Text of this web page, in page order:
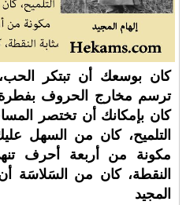
كان بوسعك أن تبتكر
ترسم مخارج الحروف بفطرة
كان بإمكانك أن تختصر
التلميح، كان من السهل
مكونة من أربعة أحرف
النقطة، كان من السَلاسَة
المجيد